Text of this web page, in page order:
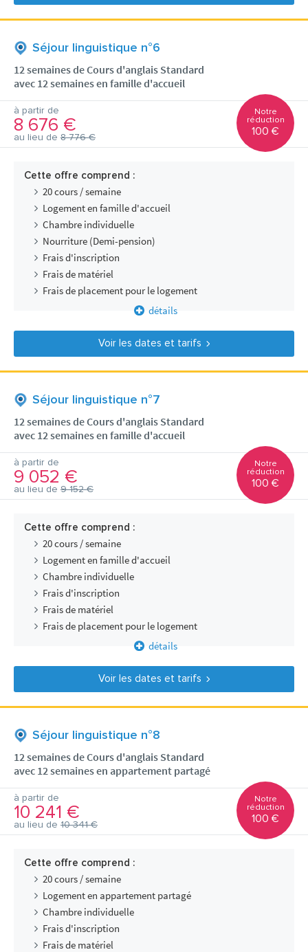
Séjour linguistique n°6
12 semaines de Cours d'anglais Standard
avec 12 semaines en famille d'accueil
à partir de
8 676 €
au lieu de 8 776 €
Notre
réduction
100 €
Cette offre comprend :
20 cours / semaine
Logement en famille d'accueil
Chambre individuelle
Nourriture (Demi-pension)
Frais d'inscription
Frais de matériel
Frais de placement pour le logement
détails
Voir les dates et tarifs
Séjour linguistique n°7
12 semaines de Cours d'anglais Standard
avec 12 semaines en famille d'accueil
à partir de
9 052 €
au lieu de 9 152 €
Notre
réduction
100 €
Cette offre comprend :
20 cours / semaine
Logement en famille d'accueil
Chambre individuelle
Frais d'inscription
Frais de matériel
Frais de placement pour le logement
détails
Voir les dates et tarifs
Séjour linguistique n°8
12 semaines de Cours d'anglais Standard
avec 12 semaines en appartement partagé
à partir de
10 241 €
au lieu de 10 341 €
Notre
réduction
100 €
Cette offre comprend :
20 cours / semaine
Logement en appartement partagé
Chambre individuelle
Frais d'inscription
Frais de matériel